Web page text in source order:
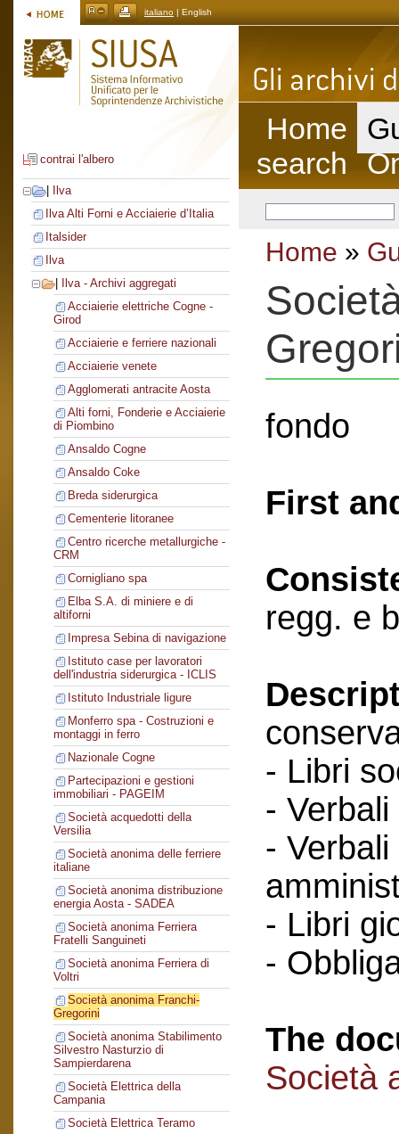
italiano | English
contrai l'albero
Ilva
Ilva Alti Forni e Acciaierie d’Italia
Italsider
Ilva
Ilva - Archivi aggregati
Acciaierie elettriche Cogne -
Girod
Acciaierie e ferriere nazionali
Acciaierie venete
Agglomerati antracite Aosta
Alti forni, Fonderie e Acciaierie
di Piombino
Ansaldo Cogne
Ansaldo Coke
Breda siderurgica
Cementerie litoranee
Centro ricerche metallurgiche -
CRM
Cornigliano spa
Elba S.A. di miniere e di
altiforni
Impresa Sebina di navigazione
Istituto case per lavoratori
dell'industria siderurgica - ICLIS
Istituto Industriale ligure
Monferro spa - Costruzioni e
montaggi in ferro
Nazionale Cogne
Partecipazioni e gestioni
immobiliari - PAGEIM
Società acquedotti della
Versilia
Società anonima delle ferriere
italiane
Società anonima distribuzione
energia Aosta - SADEA
Società anonima Ferriera
Fratelli Sanguineti
Società anonima Ferriera di
Voltri
Società anonima Franchi-
Gregorini
Società anonima Stabilimento
Silvestro Nasturzio di
Sampierdarena
Società Elettrica della
Campania
Società Elettrica Teramo
Home
search
Home »
fondo
First
regg. e
- Libri
-
-
- Libri
-
The
Società